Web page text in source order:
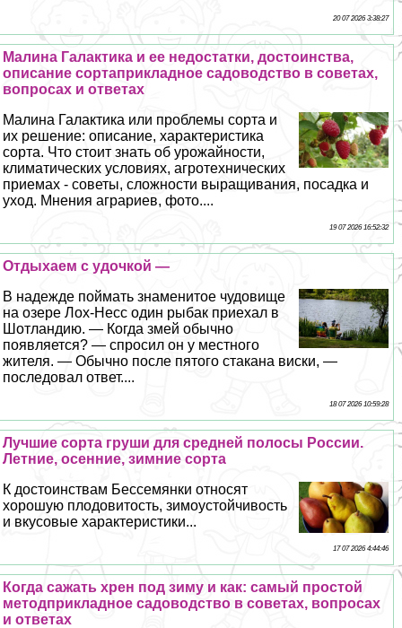
20 07 2026 3:38:27
Малина Галактика и ее недостатки, достоинства,
описание сортаприкладное садоводство в советах,
вопросах и ответах
Малина Галактика или проблемы сорта и
их решение: описание, хаpaктеристика
сорта. Что стоит знать об урожайности,
климатических условиях, агротехнических
приемах - советы, сложности выращивания, посадка и
уход. Мнения аграриев, фото....
19 07 2026 16:52:32
Отдыхаем с удочкой —
В надежде поймать знаменитое чудовище
на озере Лох-Несс один рыбак приехал в
Шотландию. — Когда змей обычно
появляется? — спросил он у местного
жителя. — Обычно после пятого стакана виски, —
последовал ответ....
18 07 2026 10:59:28
Лучшие сорта груши для средней полосы России.
Летние, осенние, зимние сорта
К достоинствам Бессемянки относят
хорошую плодовитость, зимоустойчивость
и вкусовые хаpaктеристики...
17 07 2026 4:44:46
Когда сажать хрен под зиму и как: самый простой
методприкладное садоводство в советах, вопросах
и ответах